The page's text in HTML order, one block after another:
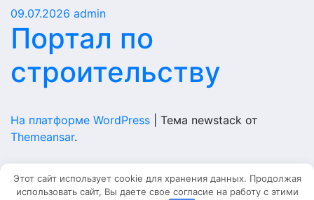
09.07.2026 admin
Портал по
строительству
На платформе WordPress
Тема newstack от
Themeansar.
Этот сайт использует cookie для хранения данных. Продолжая
использовать сайт, Вы даете свое согласие на работу с этими